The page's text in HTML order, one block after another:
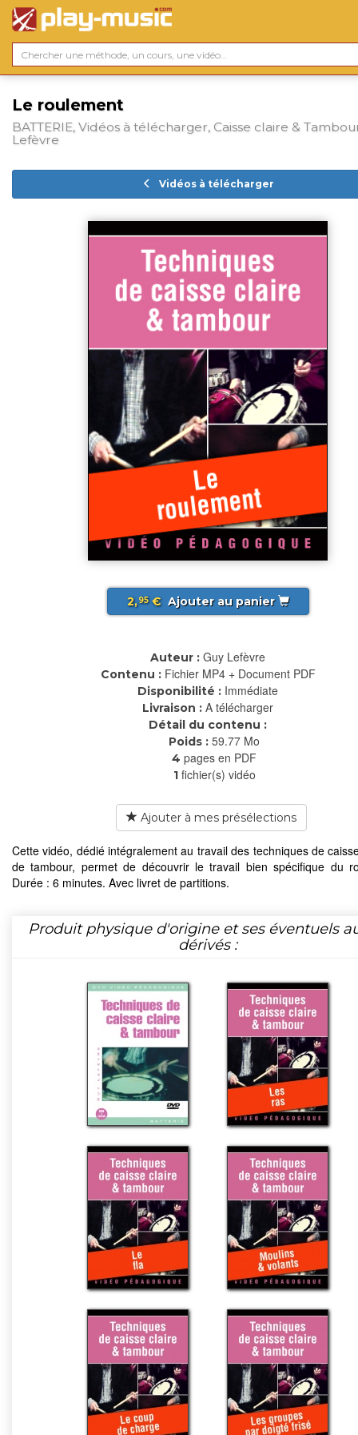
Le roulement
BATTERIE, Vidéos à télécharger, Caisse claire &
Lefèvre
Vidéos à télécharger
2,95€ Ajouter au panier
Auteur : Guy Lefèvre
Contenu : Fichier MP4 + Document PDF
Disponibilité : Immédiate
Livraison : A télécharger
Détail du contenu :
Poids : 59.77 Mo
4 pages en PDF
1 fichier(s) vidéo
Ajouter à mes présélections
Cette vidéo, dédié intégralement au travail des techniques de
de tambour, permet de découvrir le travail bien spécifique du
Durée : 6 minutes. Avec livret de partitions.
Produit physique d'origine et ses éventuels
dérivés :